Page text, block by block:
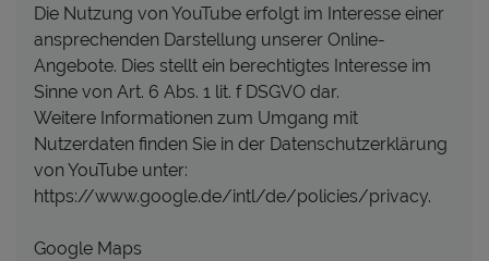
Die Nutzung von YouTube erfolgt im Interesse einer
ansprechenden Darstellung unserer Online-
Angebote. Dies stellt ein berechtigtes Interesse im
Sinne von Art. 6 Abs. 1 lit. f DSGVO dar.
Weitere Informationen zum Umgang mit
Nutzerdaten finden Sie in der Datenschutzerklärung
von YouTube unter:
https://www.google.de/intl/de/policies/privacy.
Google Maps